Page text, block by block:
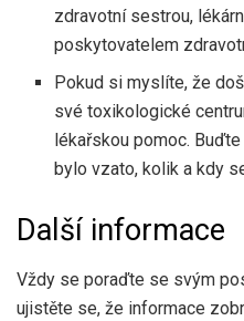
zdravotní sestrou,
poskytovatelem
Pokud si myslíte, že
své toxikologické
lékařskou pomoc.
bylo vzato, kolik a kdy
Další informace
Vždy se poraďte se svým
ujistěte se, že informace